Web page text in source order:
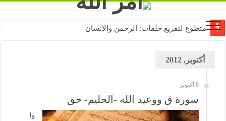
متطوع لتفريغ حلقات: الرحمن والإنسان
أكتوبر, 2012
8 أكتوبر
سورة ق ووعيد الله -الحليم- حق
وا